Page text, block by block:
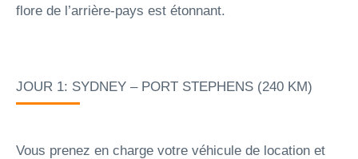
flore de l’arrière-pays est étonnant.
JOUR 1: SYDNEY – PORT STEPHENS (240 KM)
Vous prenez en charge votre véhicule de location et